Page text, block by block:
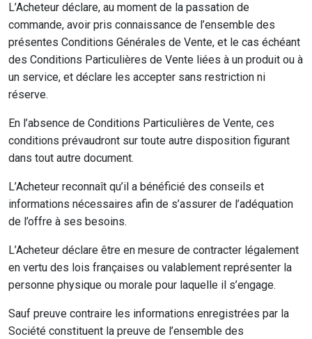
L’Acheteur déclare, au moment de la passation de
commande, avoir pris connaissance de l’ensemble des
présentes Conditions Générales de Vente, et le cas échéant
des Conditions Particulières de Vente liées à un produit ou à
un service, et déclare les accepter sans restriction ni
réserve.
En l’absence de Conditions Particulières de Vente, ces
conditions prévaudront sur toute autre disposition figurant
dans tout autre document.
L’Acheteur reconnaît qu’il a bénéficié des conseils et
informations nécessaires afin de s’assurer de l’adéquation
de l’offre à ses besoins.
L’Acheteur déclare être en mesure de contracter légalement
en vertu des lois françaises ou valablement représenter la
personne physique ou morale pour laquelle il s’engage.
Sauf preuve contraire les informations enregistrées par la
Société constituent la preuve de l’ensemble des